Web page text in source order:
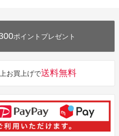
ポイントプレゼント
お買上げで送料無料